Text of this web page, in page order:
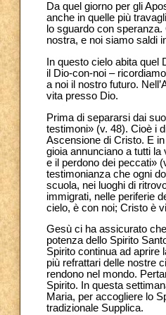
Da quel giorno per gli
anche in quelle più
lo sguardo con
nostra, e noi siamo saldi
In questo cielo abita
il Dio-con-noi –
a noi il nostro futuro.
vita presso Dio.
Prima di separarsi dai
testimoni» (v. 48). Cioè i
Ascensione di Cristo. E
gioia annunciano a tutti
e il perdono dei peccati»
testimonianza che ogni
scuola, nei luoghi di
immigrati, nelle periferie
cielo, è con noi; Cristo è
Gesù ci ha assicurato
potenza dello Spirito
Spirito continua ad aprire
più refrattari delle nostre
rendono nel mondo.
Spirito. In questa
Maria, per accogliere lo
tradizionale Supplica.